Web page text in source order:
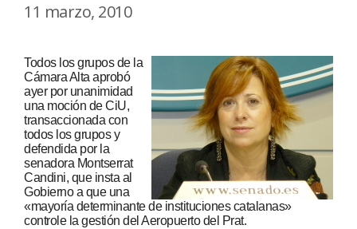
11 marzo, 2010
Todos los grupos de la
Cámara Alta aprobó
ayer por unanimidad
una moción de CiU,
transaccionada con
todos los grupos y
defendida por la
senadora Montserrat
Candini, que insta al
Gobierno a que una
«mayoría determinante de instituciones catalanas»
controle la gestión del Aeropuerto del Prat.